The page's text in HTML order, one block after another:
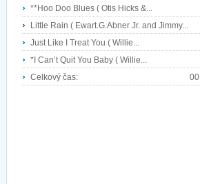
**Hoo Doo Blues ( Otis Hicks &...
Little Rain ( Ewart.G.Abner Jr. and Jimmy...
Just Like I Treat You ( Willie...
*I Can’t Quit You Baby ( Willie...
Celkový čas: